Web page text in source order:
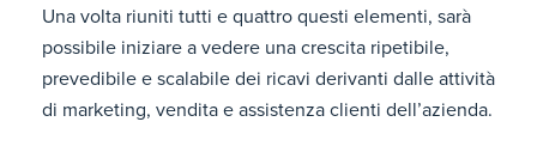
Una volta riuniti tutti e quattro questi elementi, sarà
possibile iniziare a vedere una crescita ripetibile,
prevedibile e scalabile dei ricavi derivanti dalle attività
di marketing, vendita e assistenza clienti dell’azienda.